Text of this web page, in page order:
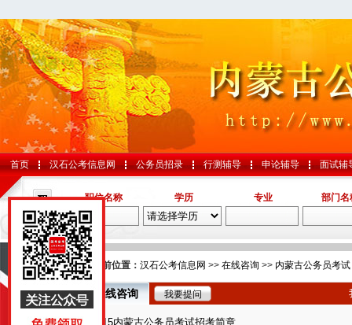
首页 汉石公考信息网 公务员招录 行测辅导 申论辅导 面试辅
职位名称 学历 专业 部门名
导航 您的当前位置： 汉石公考信息网 >> 在线咨询 >> 内蒙古公务员考试
在线咨询 我要提问
2015内蒙古公务员考试招考简章